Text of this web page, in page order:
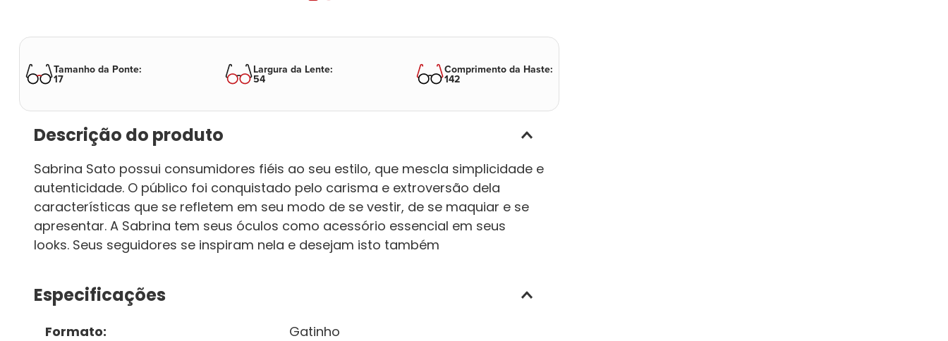
Tamanho da Ponte:
17
Largura da Lente:
54
Comprimento da Haste:
142
Descrição do produto
Sabrina Sato possui consumidores fiéis ao seu estilo, que mescla simplicidade e
autenticidade. O público foi conquistado pelo carisma e extroversão dela
características que se refletem em seu modo de se vestir, de se maquiar e se
apresentar. A Sabrina tem seus óculos como acessório essencial em seus
looks. Seus seguidores se inspiram nela e desejam isto também
Especificações
Formato:
Gatinho